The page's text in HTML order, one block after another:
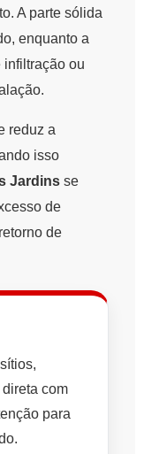
A parte sólida
enquanto a
infiltração ou
reduz a
isso
Jardins se
de
de
com
para